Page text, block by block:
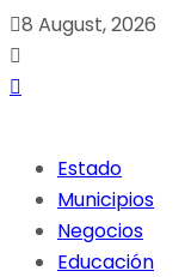
8 August, 2026
Estado
Municipios
Negocios
Educación